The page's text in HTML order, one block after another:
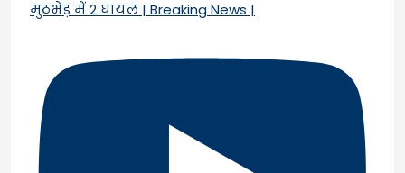
मुठभेड़ में 2 घायल | Breaking News |